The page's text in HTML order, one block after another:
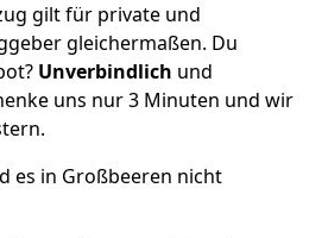
gilt für private und
gleichermaßen. Du
Unverbindlich und
uns nur 3 Minuten und wir
es in Großbeeren nicht